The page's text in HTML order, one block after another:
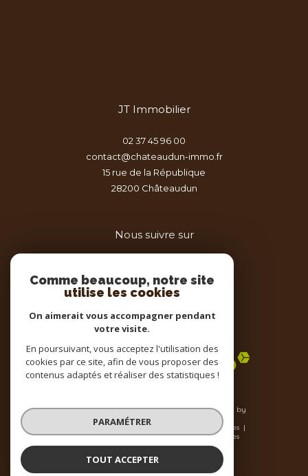
JT Immobilier
02 37 45 96 00
contact@chateaudun-immo.fr
15 rue de la République
28200
châteaudun
Nous suivre sur
Adhérents
© 2026 | Tous droits réservés | Traduction powered by
Google |
Nos honoraires
Plan du site
Mentions légales
Admin
Nos liens Politique RGPD Cookies
Comme beaucoup, notre site
utilise les cookies
On aimerait vous accompagner pendant
votre visite.
En poursuivant, vous acceptez l'utilisation des
cookies par ce site, afin de vous proposer des
contenus adaptés et réaliser des statistiques !
PARAMÉTRER
TOUT ACCEPTER